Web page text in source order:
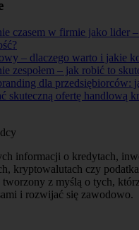
czasem w firmie jako lider
– dlaczego warto i jakie
zespołem – jak robić to
dla przedsiębiorców:
skuteczną ofertę handlową
informacji o kredytach,
kryptowalutach czy
z myślą o tych,
i rozwijać się zawodowo.